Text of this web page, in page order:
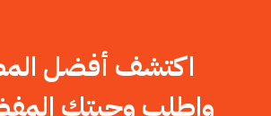
اكتشف أفضل
واطلب وجبتك